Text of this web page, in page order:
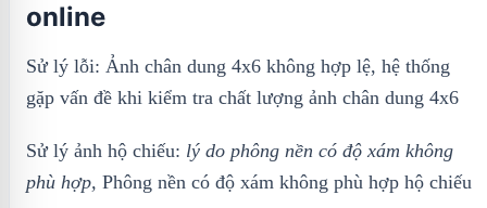
online
Sử lý lỗi: Ảnh chân dung 4x6 không hợp lệ, hệ thống
gặp vấn đề khi kiểm tra chất lượng ảnh chân dung 4x6
Sử lý ảnh hộ chiếu: lý do phông nền có độ xám không
phù hợp, Phông nền có độ xám không phù hợp hộ chiếu